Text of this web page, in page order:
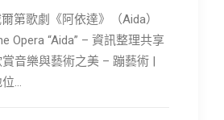
爾第歌劇《阿依達》（Aida）
Opera “Aida” – 資訊整理共享
音樂與藝術之美 – 蹦藝術 |
位…